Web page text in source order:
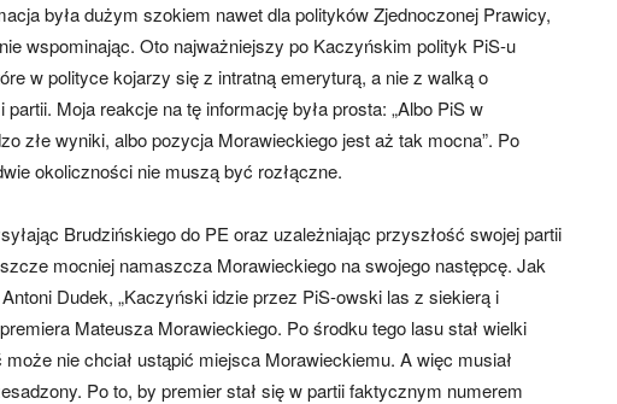
była dużym szokiem nawet dla polityków Zjednoczonej Prawicy,
wspominając. Oto najważniejszy po Kaczyńskim polityk PiS-u
w polityce kojarzy się z intratną emeryturą, a nie z walką o
Moja reakcje na tę informację była prosta: „Albo PiS w
złe wyniki, albo pozycja Morawieckiego jest aż tak mocna”. Po
okoliczności nie muszą być rozłączne.
Brudzińskiego do PE oraz uzależniając przyszłość swojej partii
mocniej namaszcza Morawieckiego na swojego następcę. Jak
Dudek, „Kaczyński idzie przez PiS-owski las z siekierą i
Mateusza Morawieckiego. Po środku tego lasu stał wielki
nie chciał ustąpić miejsca Morawieckiemu. A więc musiał
Po to, by premier stał się w partii faktycznym numerem